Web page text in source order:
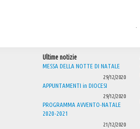
Ultime notizie
MESSA DELLA NOTTE DI NATALE
29/12/2020
APPUNTAMENTI in DIOCESI
29/12/2020
PROGRAMMA AVVENTO-NATALE
2020-2021
21/12/2020